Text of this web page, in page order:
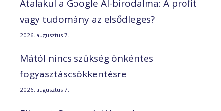
Átalakul a Google AI-birodalma: A profit
vagy tudomány az elsődleges?
2026. augusztus 7.
Mától nincs szükség önkéntes
fogyasztáscsökkentésre
2026. augusztus 7.